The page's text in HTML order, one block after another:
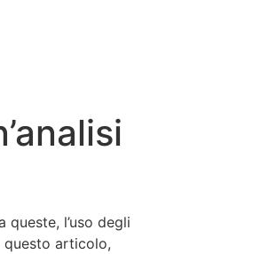
l’uso degli
questo articolo,